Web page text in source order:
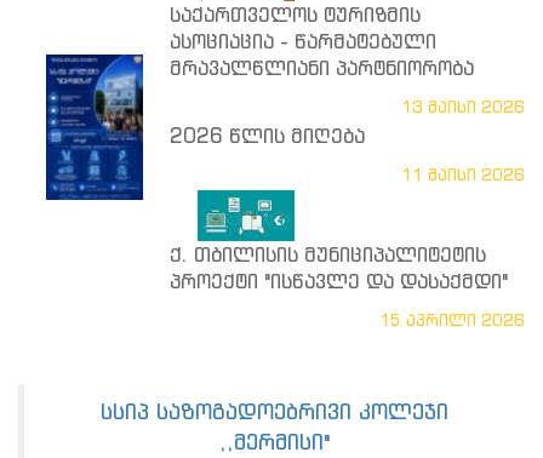
საქართველოს ტურიზმის
ასოციაცია - წარმატებული
მრავალწლიანი პარტნიორობა
13 მაისი 2026
2026 წლის მიღება
11 მაისი 2026
ქ. თბილისის მუნიციპალიტეტის
პროექტი "ისწავლე და დასაქმდი"
15 აპრილი 2026
სსიპ საზოგადოებრივი კოლეჯი
,,მერმისი"